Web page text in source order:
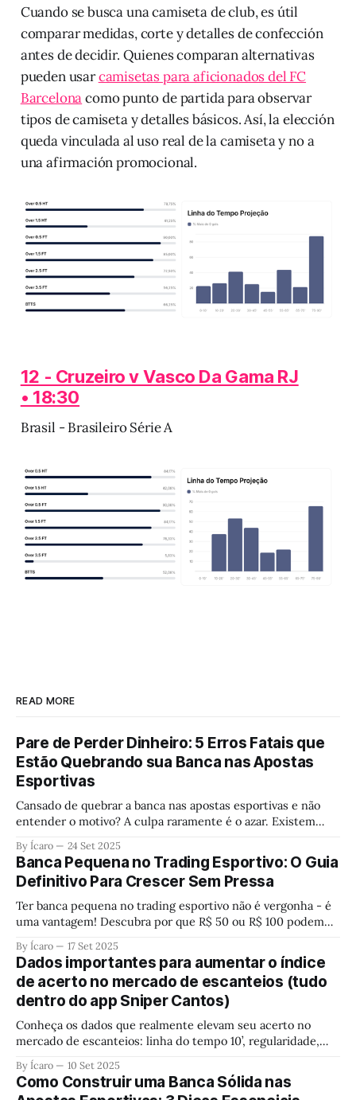
Cuando se busca una camiseta de club, es útil
comparar medidas, corte y detalles de confección
antes de decidir. Quienes comparan alternativas
pueden usarcamisetas para aficionados del FC
Barcelonacomo punto de partida para observar
tipos de camiseta y detalles básicos. Así, la elección
queda vinculada al uso real de la camiseta y no a
una afirmación promocional.
12 - Cruzeiro v Vasco Da Gama RJ
• 18:30
Brasil - Brasileiro Série A
READ MORE
Pare de Perder Dinheiro: 5 Erros Fatais que
Estão Quebrando sua Banca nas Apostas
Esportivas
Cansado de quebrar a banca nas apostas esportivas e não
entender o motivo? A culpa raramente é o azar. Existem
erros fatais em sua gestão e controle emocional que
destroem seu lucro silenciosamente. Descubra quais são e
aprenda a blindar seu capital antes que seja tarde demais.
By Ícaro 24 Set 2025
Banca Pequena no Trading Esportivo: O Guia
Definitivo Para Crescer Sem Pressa
Ter banca pequena no trading esportivo não é vergonha - é
uma vantagem! Descubra por que R$ 50 ou R$ 100 podem
ser o melhor começo para construir conhecimento real e
crescer sem pressa. Pare de buscar fórmulas mágicas e
aprenda a mentalidade dos profissionais.
By Ícaro 17 Set 2025
Dados importantes para aumentar o índice
de acerto no mercado de escanteios (tudo
dentro do app Sniper Cantos)
Conheça os dados que realmente elevam seu acerto no
mercado de escanteios: linha do tempo 10’, regularidade,
margem de segurança, estatísticas-chave e estratégias no
Sniper Cantos.
By Ícaro 10 Set 2025
Como Construir uma Banca Sólida nas